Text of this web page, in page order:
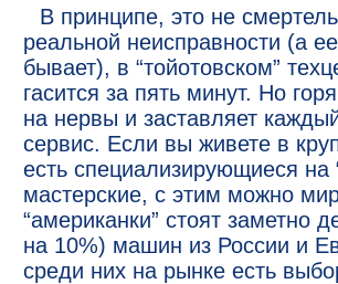
В принципе, это не
реальной неисправности (а
бывает), в “тойотовском”
гасится за пять минут. Но
на нервы и заставляет
сервис. Если вы живете в
есть специализирующиеся на
мастерские, с этим можно
“американки” стоят заметно
на 10%) машин из России и
среди них на рынке есть